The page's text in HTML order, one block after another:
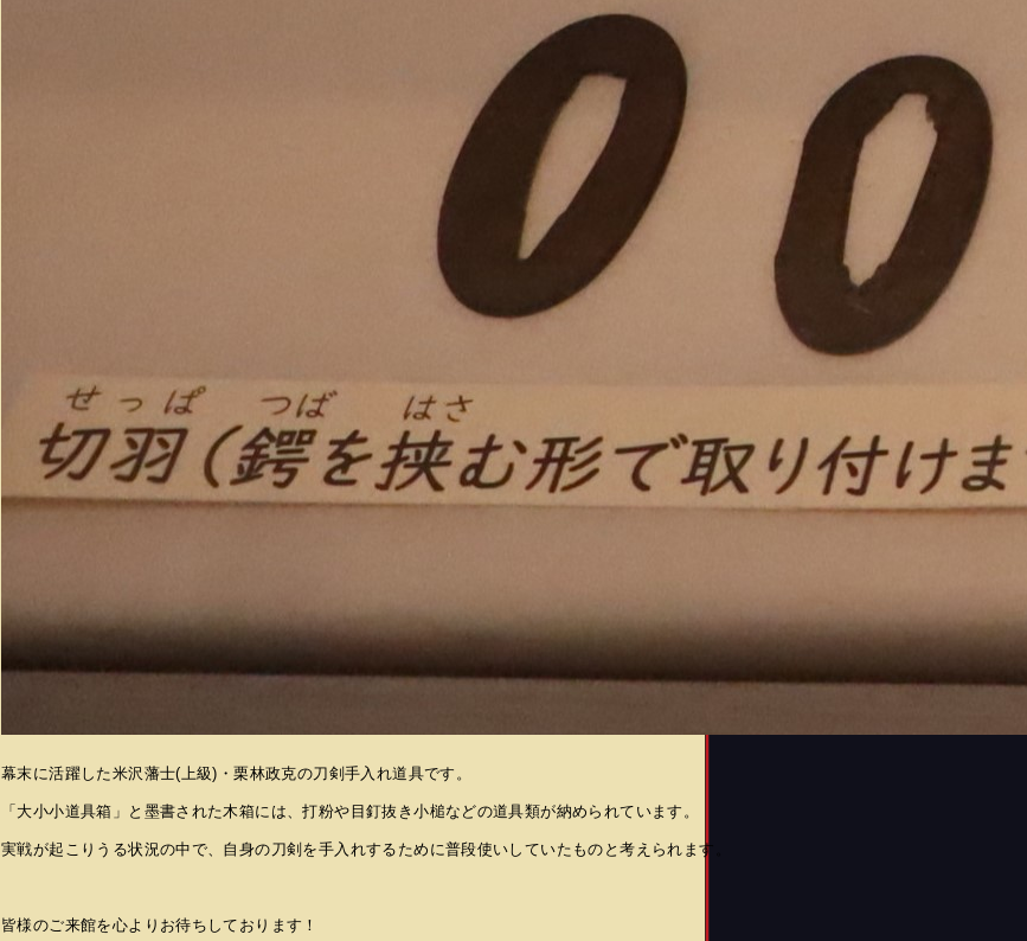
幕末に活躍した米沢藩士(上級)・栗林政克の刀剣手入れ道具です。
「大小小道具箱」と墨書された木箱には、打粉や目釘抜き小槌などの道具類が納められています。
実戦が起こりうる状況の中で、自身の刀剣を手入れするために普段使いしていたものと考えられます。
皆様のご来館を心よりお待ちしております！